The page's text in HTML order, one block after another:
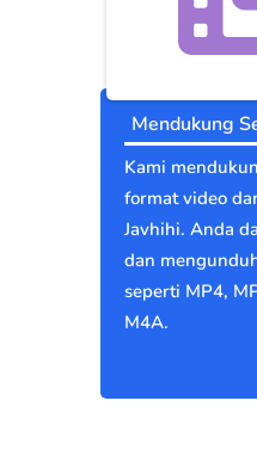
Mendukung
Kami
format video
Javhihi. Anda
dan
seperti MP4,
M4A.